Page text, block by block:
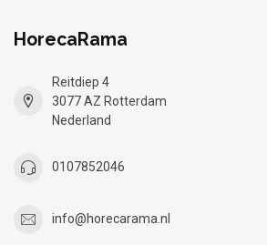
HorecaRama
Reitdiep 4
3077 AZ Rotterdam
Nederland
0107852046
info@horecarama.nl